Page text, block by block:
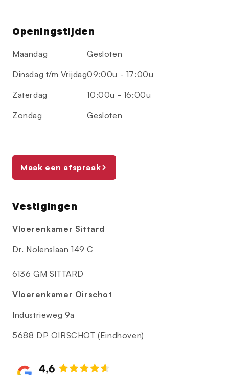
Openingstijden
Maandag
Dinsdag t/m Vrijdag
Zaterdag
Zondag
Gesloten
09:00u - 17:00u
10:00u - 16:00u
Gesloten
Maak een afspraak
Vestigingen
Vloerenkamer Sittard
Dr. Nolenslaan 149 C
6136 GM SITTARD
Vloerenkamer Oirschot
Industrieweg 9a
5688 DP OIRSCHOT (Eindhoven)